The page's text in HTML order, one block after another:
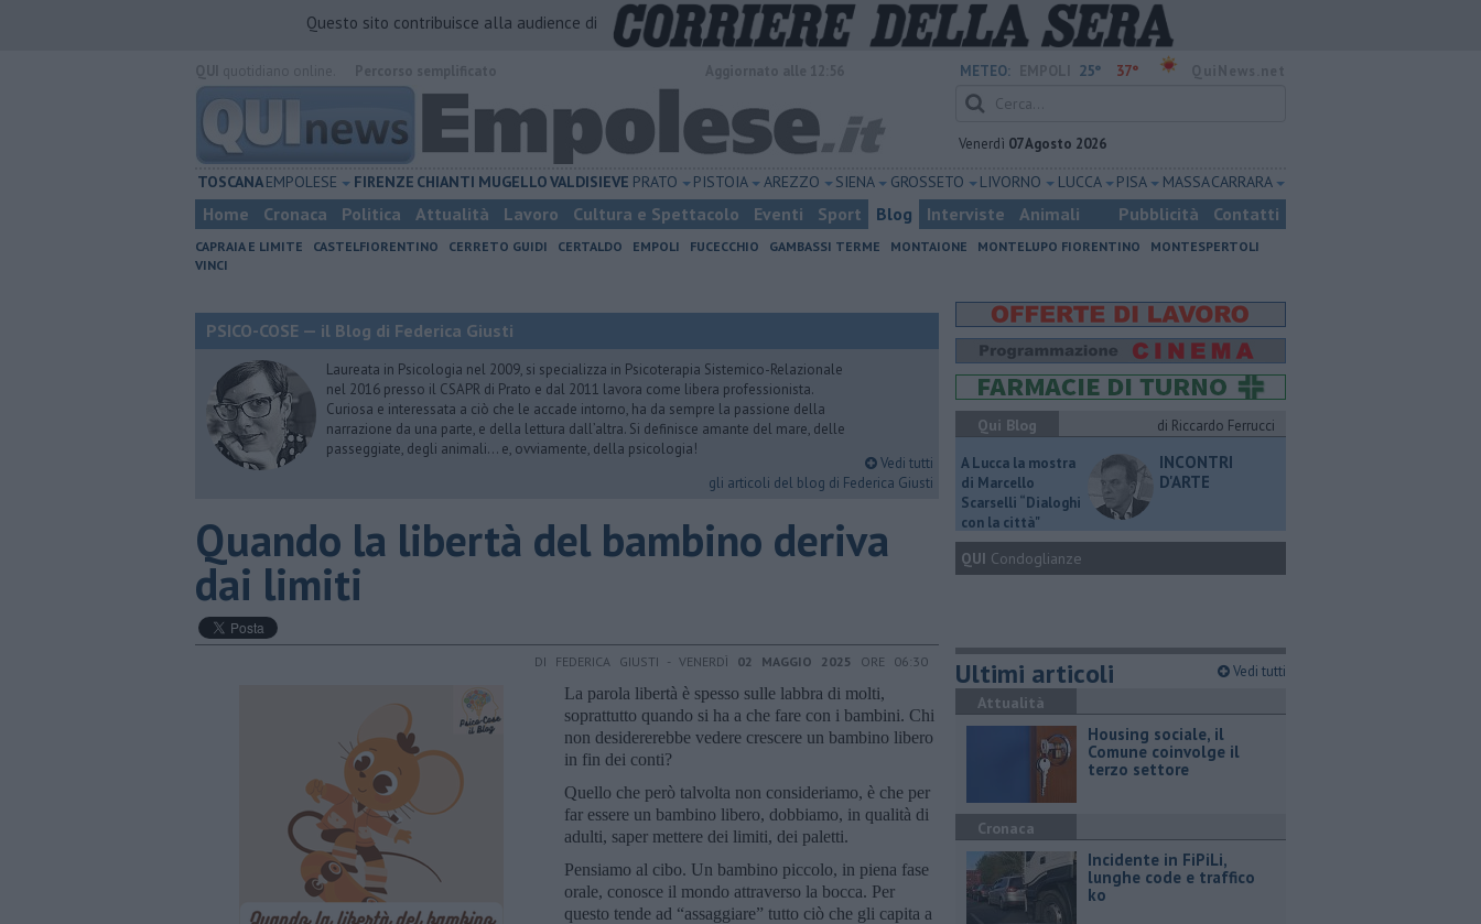
Questo sito contribuisce alla audience di
METEO: 25° 37°
Venerdì 07 Agosto 2026
TOSCANAEMPOLESE FIRENZE CHIANTI MUGELLOVALDISIEVE PRATO PISTOIA AREZZO SIENA GROSSETO LIVORNO LUCCA PISA MASSA CARRARA
Home Cronaca Politica Attualità Lavoro Cultura e Spettacolo Eventi Sport Blog Interviste Animali Pubblicità Contatti
CAPRAIA E LIMITE CASTELFIORENTINO CERRETO GUIDI CERTALDO EMPOLI FUCECCHIO GAMBASSI TERME MONTAIONE MONTELUPO FIORENTINO
MONTESPERTOLI
VINCI
PSICO-COSE — il Blog di Federica Giusti
Laureata in Psicologia nel 2009, si specializza in Psicoterapia Sistemico-Relazionale
nel 2016 presso il CSAPR di Prato e dal 2011 lavora come libera professionista.
Curiosa e interessata a ciò che le accade intorno, ha da sempre la passione della
narrazione da una parte, e della lettura dall’altra. Si definisce amante del mare, delle
passeggiate, degli animali… e, ovviamente, della psicologia!
Vedi tutti
gli articoli del blog di Federica Giusti
​Quando la libertà del bambino deriva
dai limiti
DI FEDERICA GIUSTI - VENERDÌ 02 MAGGIO 2025 ORE 06:30
La parola libertà è spesso sulle labbra di molti,
soprattutto quando si ha a che fare con i bambini. Chi
non desidererebbe vedere crescere un bambino libero
in fin dei conti?
Quello che però talvolta non consideriamo, è che per
far essere un bambino libero, dobbiamo, in qualità di
adulti, saper mettere dei limiti, dei paletti.
Pensiamo al cibo. Un bambino piccolo, in piena fase
orale, conosce il mondo attraverso la bocca. Per
questo tende ad “assaggiare” tutto ciò che gli capita a
Qui Blog
di Riccardo Ferrucci
A Lucca la mostra
di Marcello
Scarselli “Dialoghi
con la città"
INCONTRI
D'ARTE
QUI Condoglianze
Ultimi articoli Vedi tutti
Attualità
​Housing sociale, il
Comune coinvolge il
terzo settore
Cronaca
Incidente in FiPiLi,
lunghe code e traffico
ko